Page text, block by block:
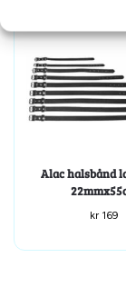
Alac halsbånd
kr169